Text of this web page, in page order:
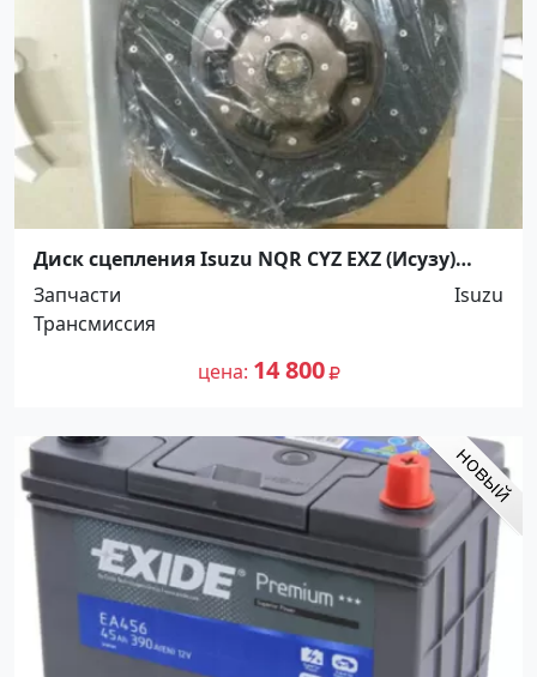
Диск сцепления Isuzu NQR CYZ EXZ (Исузу)
Краснодар
Запчасти
Isuzu
Трансмиссия
цена 14 800